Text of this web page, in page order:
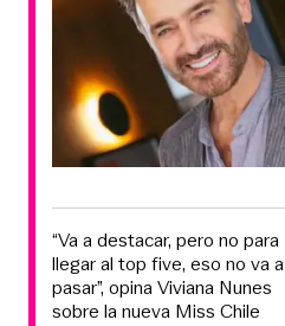
“Va a destacar, pero no para
llegar al top five, eso no va a
pasar”, opina Viviana Nunes
sobre la nueva Miss Chile